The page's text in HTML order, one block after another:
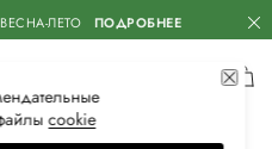
ЛЕТО ПОДРОБНЕЕ
одежда Пальто
сооkiе